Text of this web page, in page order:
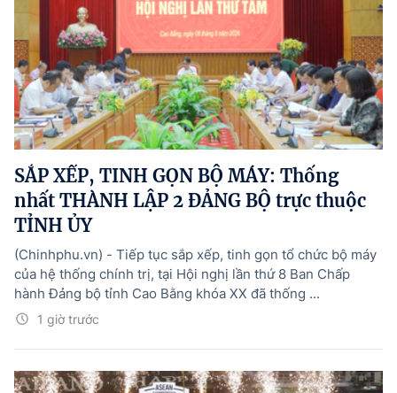
SẮP XẾP, TINH GỌN BỘ MÁY: Thống
nhất THÀNH LẬP 2 ĐẢNG BỘ trực thuộc
TỈNH ỦY
1 giờ trước
(Chinhphu.vn) - Tiếp tục sắp xếp, tinh gọn tổ chức bộ máy
của hệ thống chính trị, tại Hội nghị lần thứ 8 Ban Chấp
hành Đảng bộ tỉnh Cao Bằng khóa XX đã thống ...